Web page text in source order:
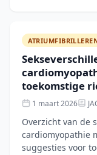
toekomstige
1 maart 2026
Overzicht van de
cardiomyopathie
suggesties voor